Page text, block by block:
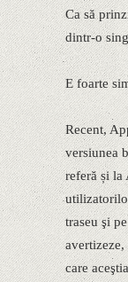
Ca să
dintr-o
E foarte
Recent,
versiunea
referă și la
traseu şi
care